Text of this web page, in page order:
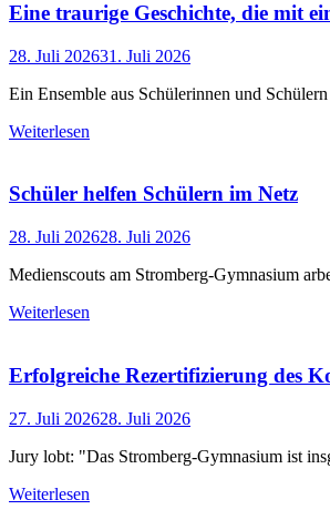
Eine traurige Geschichte, die mit
28. Juli 202631. Juli 2026
Ein Ensemble aus Schülerinnen und
Weiterlesen
Schüler helfen Schülern im Netz
28. Juli 202628. Juli 2026
Medienscouts am Stromberg-Gymnasium
Weiterlesen
Erfolgreiche Rezertifizierung des
27. Juli 202628. Juli 2026
Jury lobt: "Das Stromberg-Gymnasium ist
Weiterlesen